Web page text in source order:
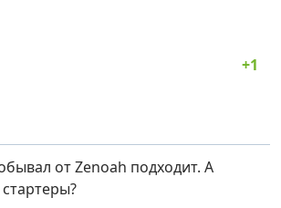
от Zenoah подходит. А